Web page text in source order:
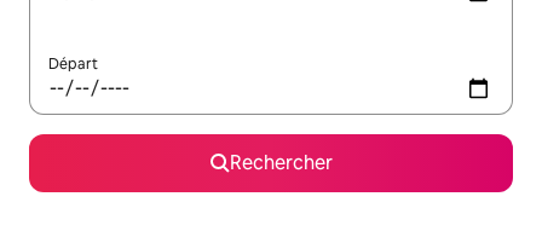
Départ
Rechercher